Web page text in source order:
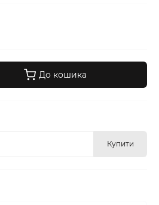
До кошика
Купити